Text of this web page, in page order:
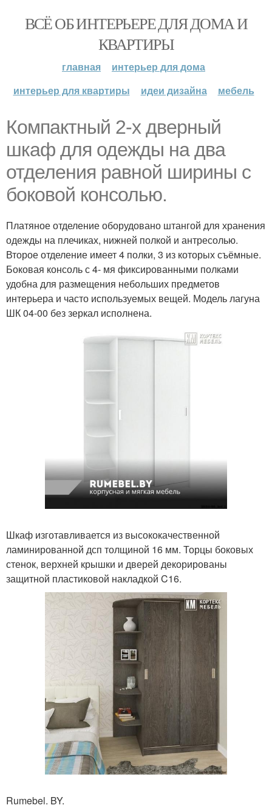
ВСЁ ОБ ИНТЕРЬЕРЕ ДЛЯ ДОМА И
КВАРТИРЫ
главная
интерьер для дома
интерьер для квартиры
идеи дизайна мебель
Компактный 2-х дверный
шкаф для одежды на два
отделения равной ширины с
боковой консолью.
Платяное отделение оборудовано штангой для хранения
одежды на плечиках, нижней полкой и антресолью.
Второе отделение имеет 4 полки, 3 из которых съёмные.
Боковая консоль с 4- мя фиксированными полками
удобна для размещения небольших предметов
интерьера и часто используемых вещей. Модель лагуна
ШК 04-00 без зеркал исполнена.
Шкаф изготавливается из высококачественной
ламинированной дсп толщиной 16 мм. Торцы боковых
стенок, верхней крышки и дверей декорированы
защитной пластиковой накладкой C16.
Rumebel. BY.